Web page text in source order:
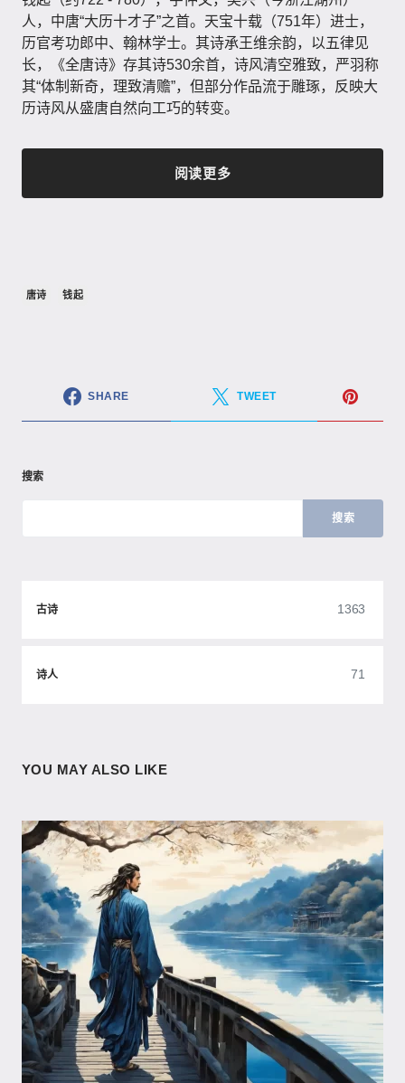
人，中唐“大历十才子”之首。天宝十载（751年）进士，
历官考功郎中、翰林学士。其诗承王维余韵，以五律见
长，《全唐诗》存其诗530余首，诗风清空雅致，严羽称
其“体制新奇，理致清赡”，但部分作品流于雕琢，反映大
历诗风从盛唐自然向工巧的转变。
阅读更多
唐诗 钱起
SHARE TWEET
搜索
搜索
古诗 1363
诗人 71
YOU MAY ALSO LIKE